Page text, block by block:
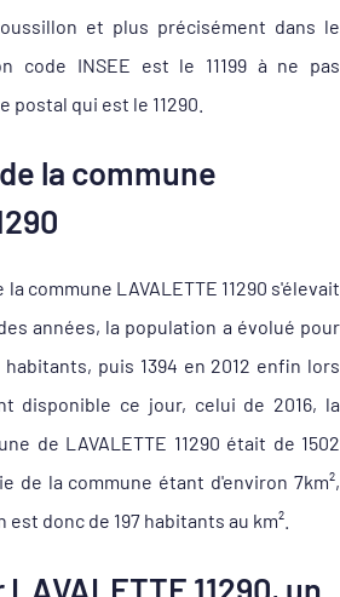
et plus précisément dans le
code INSEE est le 11199 à ne pas
postal qui est le 11290.
la commune
la commune LAVALETTE 11290 s'élevait
années, la population a évolué pour
puis 1394 en 2012 enfin lors
disponible ce jour, celui de 2016, la
de LAVALETTE 11290 était de 1502
de la commune étant d'environ 7km²,
donc de 197 habitants au km².
11290, un